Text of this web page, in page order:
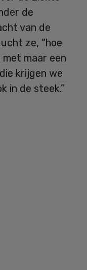
de
van de
ze, “hoe
maar een
krijgen we
in de steek.”